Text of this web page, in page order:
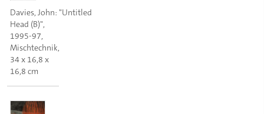
Davies, John: "Untitled
Head (B)",
1995-97,
Mischtechnik,
34 x 16,8 x
16,8 cm